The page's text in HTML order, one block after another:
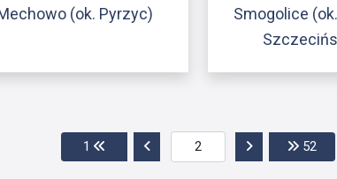
(ok. Pyrzyc)
Smogolice
1 Przejdź do pierwszej strony
Przejdź do poprzedniej strony
Przejdź do52